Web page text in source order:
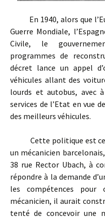
En 1940, alors que
Guerre Mondiale,
Civile, le
programmes de
décret lance un appel
véhicules allant des
lourds et autobus, avec
services de l’Etat en vue
des meilleurs véhicules.
Cette politique est
un mécanicien
38 rue Rector Ubach, à
répondre à la demande
les compétences
mécanicien, il aurait
tenté de concevoir une